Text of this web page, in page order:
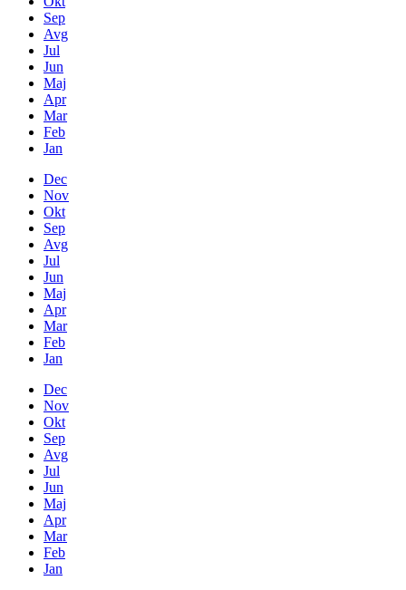
Sep
Avg
Jul
Jun
Maj
Apr
Mar
Feb
Jan
Dec
Nov
Okt
Sep
Avg
Jul
Jun
Maj
Apr
Mar
Feb
Jan
Dec
Nov
Okt
Sep
Avg
Jul
Jun
Maj
Apr
Mar
Feb
Jan